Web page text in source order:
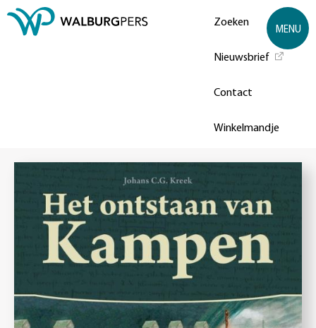
Zoeken
Nieuwsbrief
Contact
Winkelmandje
MENU